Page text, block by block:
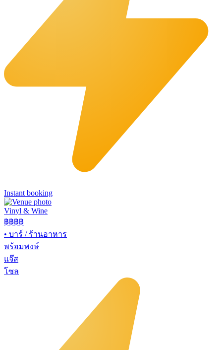
Instant booking
Vinyl & Wine
฿฿฿฿
• บาร์ / ร้านอาหาร
พร้อมพงษ์
แจ๊ส
โซล